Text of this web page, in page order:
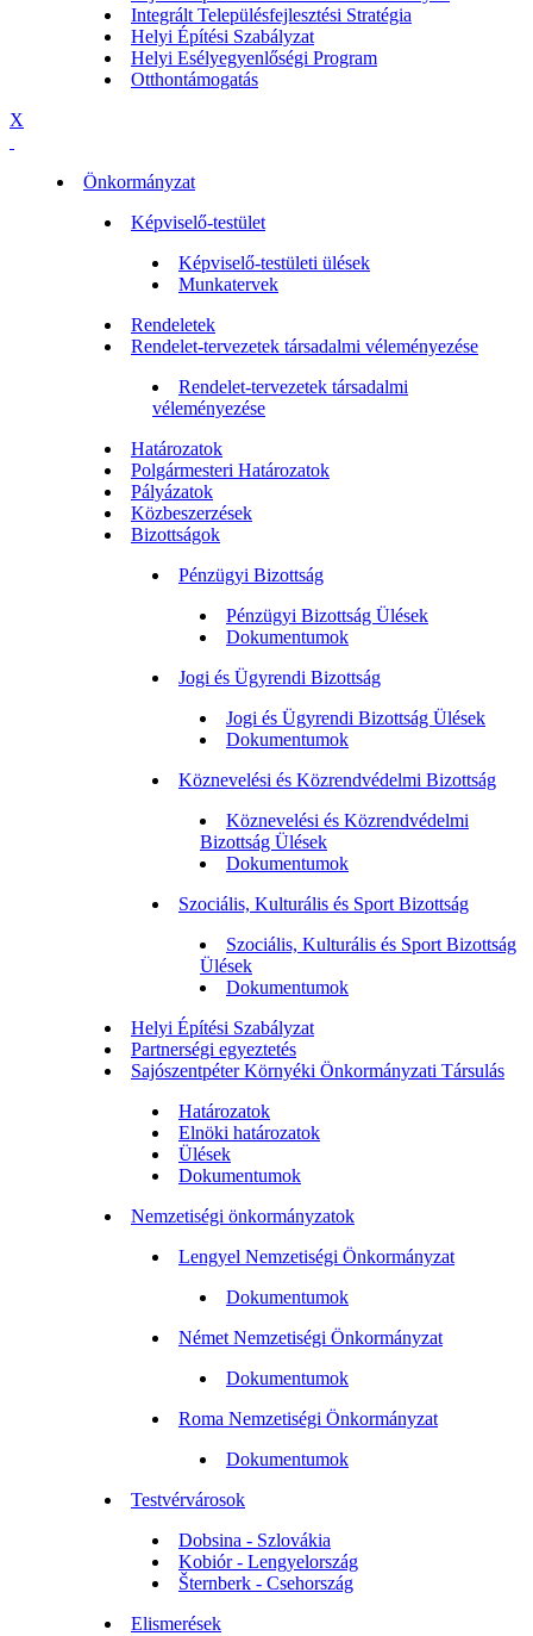
Integrált Településfejlesztési Stratégia
Helyi Építési Szabályzat
Helyi Esélyegyenlőségi Program
Otthontámogatás
X
Önkormányzat
Képviselő-testület
Képviselő-testületi ülések
Munkatervek
Rendeletek
Rendelet-tervezetek társadalmi véleményezése
Rendelet-tervezetek társadalmi
véleményezése
Határozatok
Polgármesteri Határozatok
Pályázatok
Közbeszerzések
Bizottságok
Pénzügyi Bizottság
Pénzügyi Bizottság Ülések
Dokumentumok
Jogi és Ügyrendi Bizottság
Jogi és Ügyrendi Bizottság Ülések
Dokumentumok
Köznevelési és Közrendvédelmi Bizottság
Köznevelési és Közrendvédelmi
Bizottság Ülések
Dokumentumok
Szociális, Kulturális és Sport Bizottság
Szociális, Kulturális és Sport Bizottság
Ülések
Dokumentumok
Helyi Építési Szabályzat
Partnerségi egyeztetés
Sajószentpéter Környéki Önkormányzati Társulás
Határozatok
Elnöki határozatok
Ülések
Dokumentumok
Nemzetiségi önkormányzatok
Lengyel Nemzetiségi Önkormányzat
Dokumentumok
Német Nemzetiségi Önkormányzat
Dokumentumok
Roma Nemzetiségi Önkormányzat
Dokumentumok
Testvérvárosok
Dobsina - Szlovákia
Kobiór - Lengyelország
Šternberk - Csehország
Elismerések